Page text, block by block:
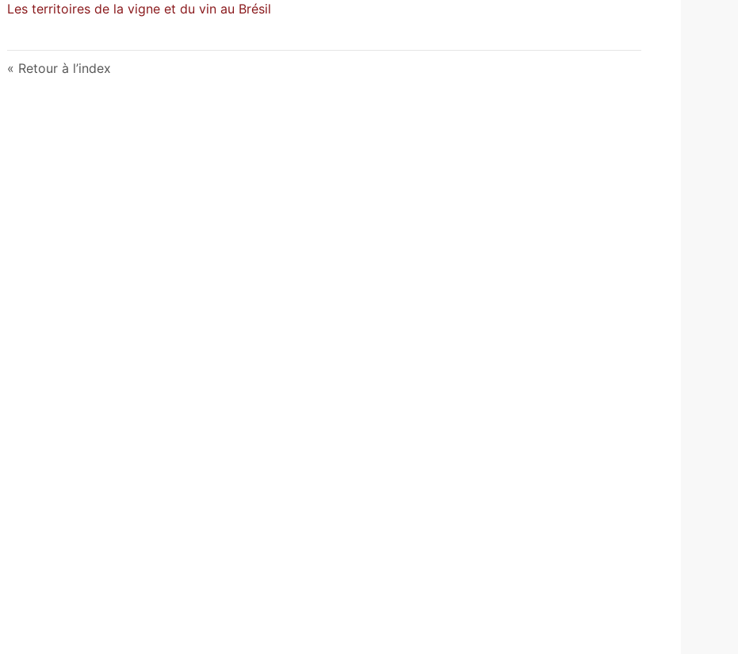
Les territoires de la vigne et du vin au Brésil
Retour à l’index